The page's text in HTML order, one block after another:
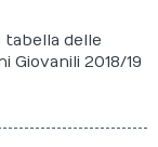
tabella delle
Giovanili 2018/19